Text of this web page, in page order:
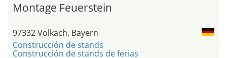
Montage Feuerstein
97332 Volkach, Bayern
Construcción de stands
Construcción de stands de ferias